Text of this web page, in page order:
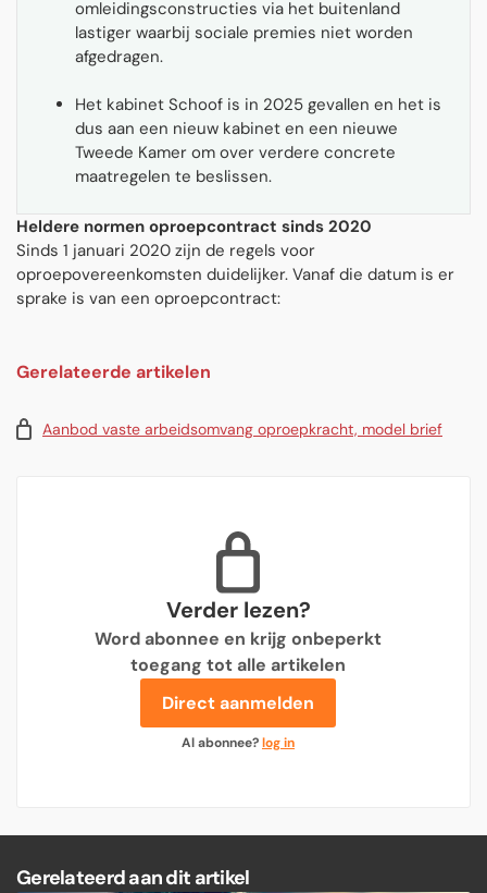
omleidingsconstructies via het buitenland
lastiger waarbij sociale premies niet worden
afgedragen.
Het kabinet Schoof is in 2025 gevallen en het is
dus aan een nieuw kabinet en een nieuwe
Tweede Kamer om over verdere concrete
maatregelen te beslissen.
Heldere normen oproepcontract sinds 2020
Sinds 1 januari 2020 zijn de regels voor
oproepovereenkomsten duidelijker. Vanaf die datum is er
sprake is van een oproepcontract:
Gerelateerde artikelen
Aanbod vaste arbeidsomvang oproepkracht, model brief
Verder lezen?
Word abonnee en krijg onbeperkt
toegang tot alle artikelen
Direct aanmelden
Al abonnee?log in
Gerelateerd aan dit artikel